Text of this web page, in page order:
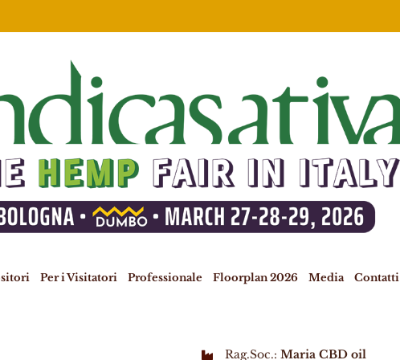
Per i Visitatori Professionale Floorplan 2026 Media Contatti
Rag.Soc.: Maria CBD oil